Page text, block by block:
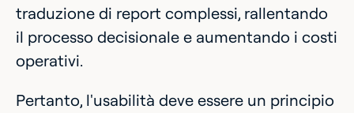
traduzione di report complessi, rallentando
il processo decisionale e aumentando i costi
operativi.
Pertanto, l'usabilità deve essere un principio